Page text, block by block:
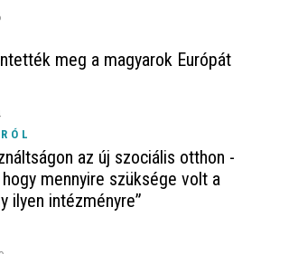
meg a magyarok Európát
az új szociális otthon -
mennyire szüksége volt a
ilyen intézményre”